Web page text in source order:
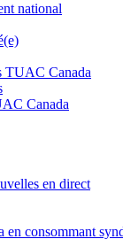
national
TUAC Canada
Canada
en direct
en consommant